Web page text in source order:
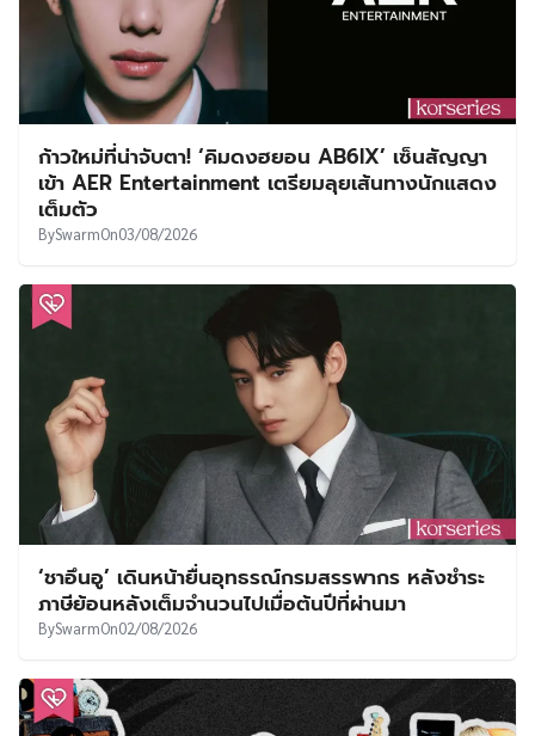
ก้าวใหม่ที่น่าจับตา! ‘คิมดงฮยอน AB6IX’ เซ็นสัญญา
เข้า AER Entertainment เตรียมลุยเส้นทางนักแสดง
เต็มตัว
BySwarmOn03/08/2026
‘ชาอึนอู’ เดินหน้ายื่นอุทธรณ์กรมสรรพากร หลังชำระ
ภาษีย้อนหลังเต็มจำนวนไปเมื่อต้นปีที่ผ่านมา
BySwarmOn02/08/2026